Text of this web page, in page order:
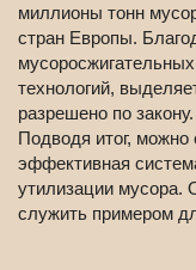
миллионы тонн
стран Европы.
технологий,
разрешено по закону.
Подводя итог,
эффективная
утилизации мусора.
служить примером